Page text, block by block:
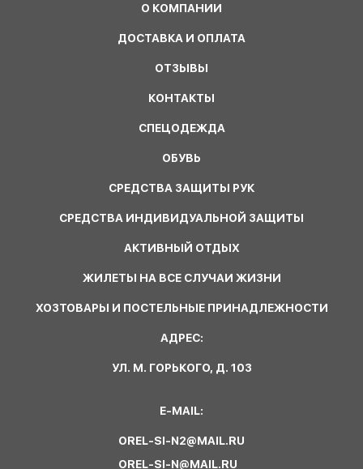
О КОМПАНИИ
ДОСТАВКА И ОПЛАТА
ОТЗЫВЫ
КОНТАКТЫ
СПЕЦОДЕЖДА
ОБУВЬ
СРЕДСТВА ЗАЩИТЫ РУК
СРЕДСТВА ИНДИВИДУАЛЬНОЙ ЗАЩИТЫ
АКТИВНЫЙ ОТДЫХ
ЖИЛЕТЫ НА ВСЕ СЛУЧАИ ЖИЗНИ
ХОЗТОВАРЫ И ПОСТЕЛЬНЫЕ ПРИНАДЛЕЖНОСТИ
АДРЕС:
УЛ. М. ГОРЬКОГО, Д. 103
E-MAIL:
OREL-SI-N2@MAIL.RU
OREL-SI-N@MAIL.RU